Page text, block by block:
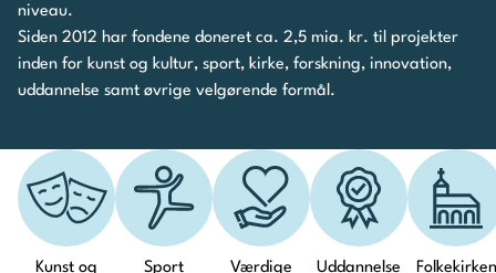
niveau.
Siden 2012 har fondene doneret ca. 2,5 mia. kr. til projekter
inden for kunst og kultur, sport, kirke, forskning, innovation,
uddannelse samt øvrige velgørende formål.
Kunst og
Sport
Værdige
Uddannelse Folkekirken